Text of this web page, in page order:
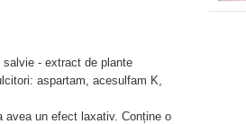
- extract de plante
aspartam, acesulfam K,
avea un efect laxativ. Conține o